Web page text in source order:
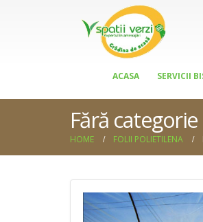
ACASA SERVICII
Fără categorie
HOME FOLII POLIETILENA